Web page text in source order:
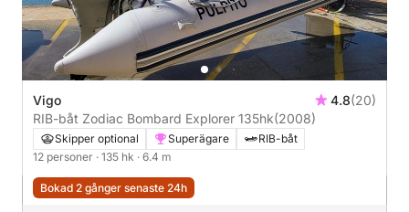
Vigo 4.8(20)
RIB-båt Zodiac Bombard Explorer 135hk(2008)
Skipper optional Superägare
RIB-båt
12 personer · 135 hk · 6.4 m
Bokad 2 gånger senaste 24h